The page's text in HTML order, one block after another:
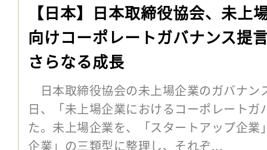
【日本】日本取締役協会、未上
向けコーポレートガバナンス提
さらなる成長
日本取締役協会の未上場企業のガバナン
日、「未上場企業におけるコーポレート
た。未上場企業を、「スタートアップ企
企業」の三類型に整理し、それぞ...